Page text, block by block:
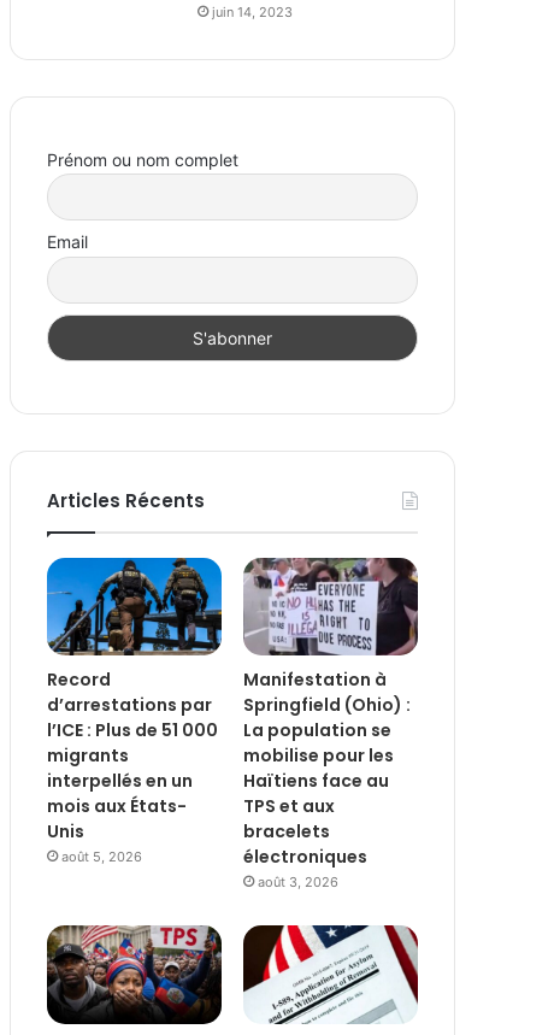
juin 14, 2023
Prénom ou nom complet
Email
Articles Récents
Record
d’arrestations par
l’ICE : Plus de 51 000
migrants
interpellés en un
mois aux États-
Unis
août 5, 2026
Manifestation à
Springfield (Ohio) :
La population se
mobilise pour les
Haïtiens face au
TPS et aux
bracelets
électroniques
août 3, 2026